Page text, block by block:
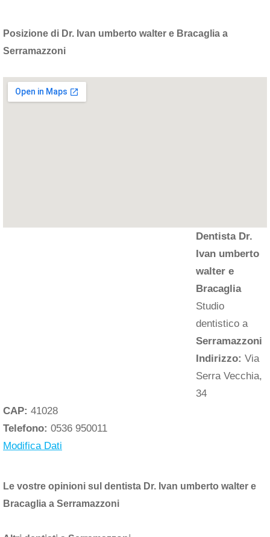
Posizione di Dr. Ivan umberto walter e Bracaglia a
Serramazzoni
Dentista Dr.
Ivan umberto
walter e
Bracaglia
Studio
dentistico a
Serramazzoni
Indirizzo: Via
Serra Vecchia,
34
CAP: 41028
Telefono: 0536 950011
Modifica Dati
Le vostre opinioni sul dentista Dr. Ivan umberto walter e
Bracaglia a Serramazzoni